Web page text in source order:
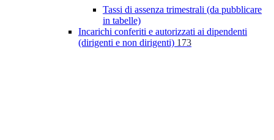
Tassi di assenza trimestrali (da pubblicare
in tabelle)
Incarichi conferiti e autorizzati ai dipendenti
(dirigenti e non dirigenti) 173